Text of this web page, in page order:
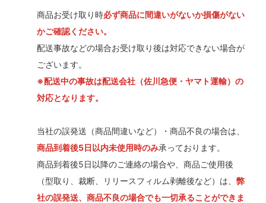
商品お受け取り時必ず商品に間違いがないか損傷がない
かご確認ください。
配送事故などの場合お受け取り後は対応できない場合が
ございます。
※配送中の事故は配送会社（佐川急便・ヤマト運輸）の
対応となります。
当社の誤発送（商品間違いなど）・商品不良の場合は、
商品到着後5日以内未使用時のみ承っております。
商品到着後5日以降のご連絡の場合や、商品ご使用後
（型取り、裁断、リリースフィルム剥離後など）は、 弊
社の誤発送、商品不良の場合でも一切承ることができま